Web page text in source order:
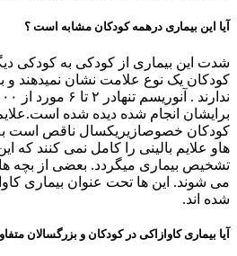
آیا این بیماری درهمه کودکان مشابه است ؟
شدت این بیماری از کودکی به کودکی
کودکان یک نوع علامت نشان نمیدهند و
برایشان انجام شده دیده شده
کودکان خصوصازیریکسال ناقص است
هاو علایم بالینی را کامل نمی کنند که
تشخیص بیماری میگردد. بعضی از بچه
می شوند. این ها تحت عنوان بیماری
شده اند.
آیا بیماری کاوازاکی در کودکان و بزرگسالان